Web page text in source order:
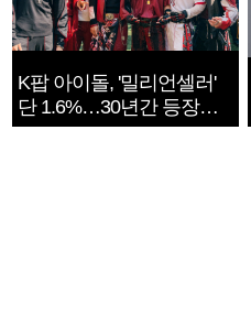
K팝 아이돌, '밀리언셀러'
단 1.6%…30년간 등장
1182개팀 전수조사